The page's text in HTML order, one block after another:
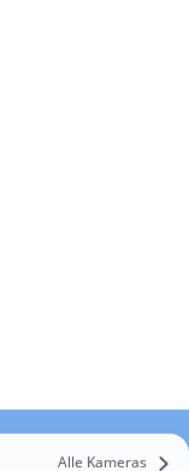
Alle Kameras